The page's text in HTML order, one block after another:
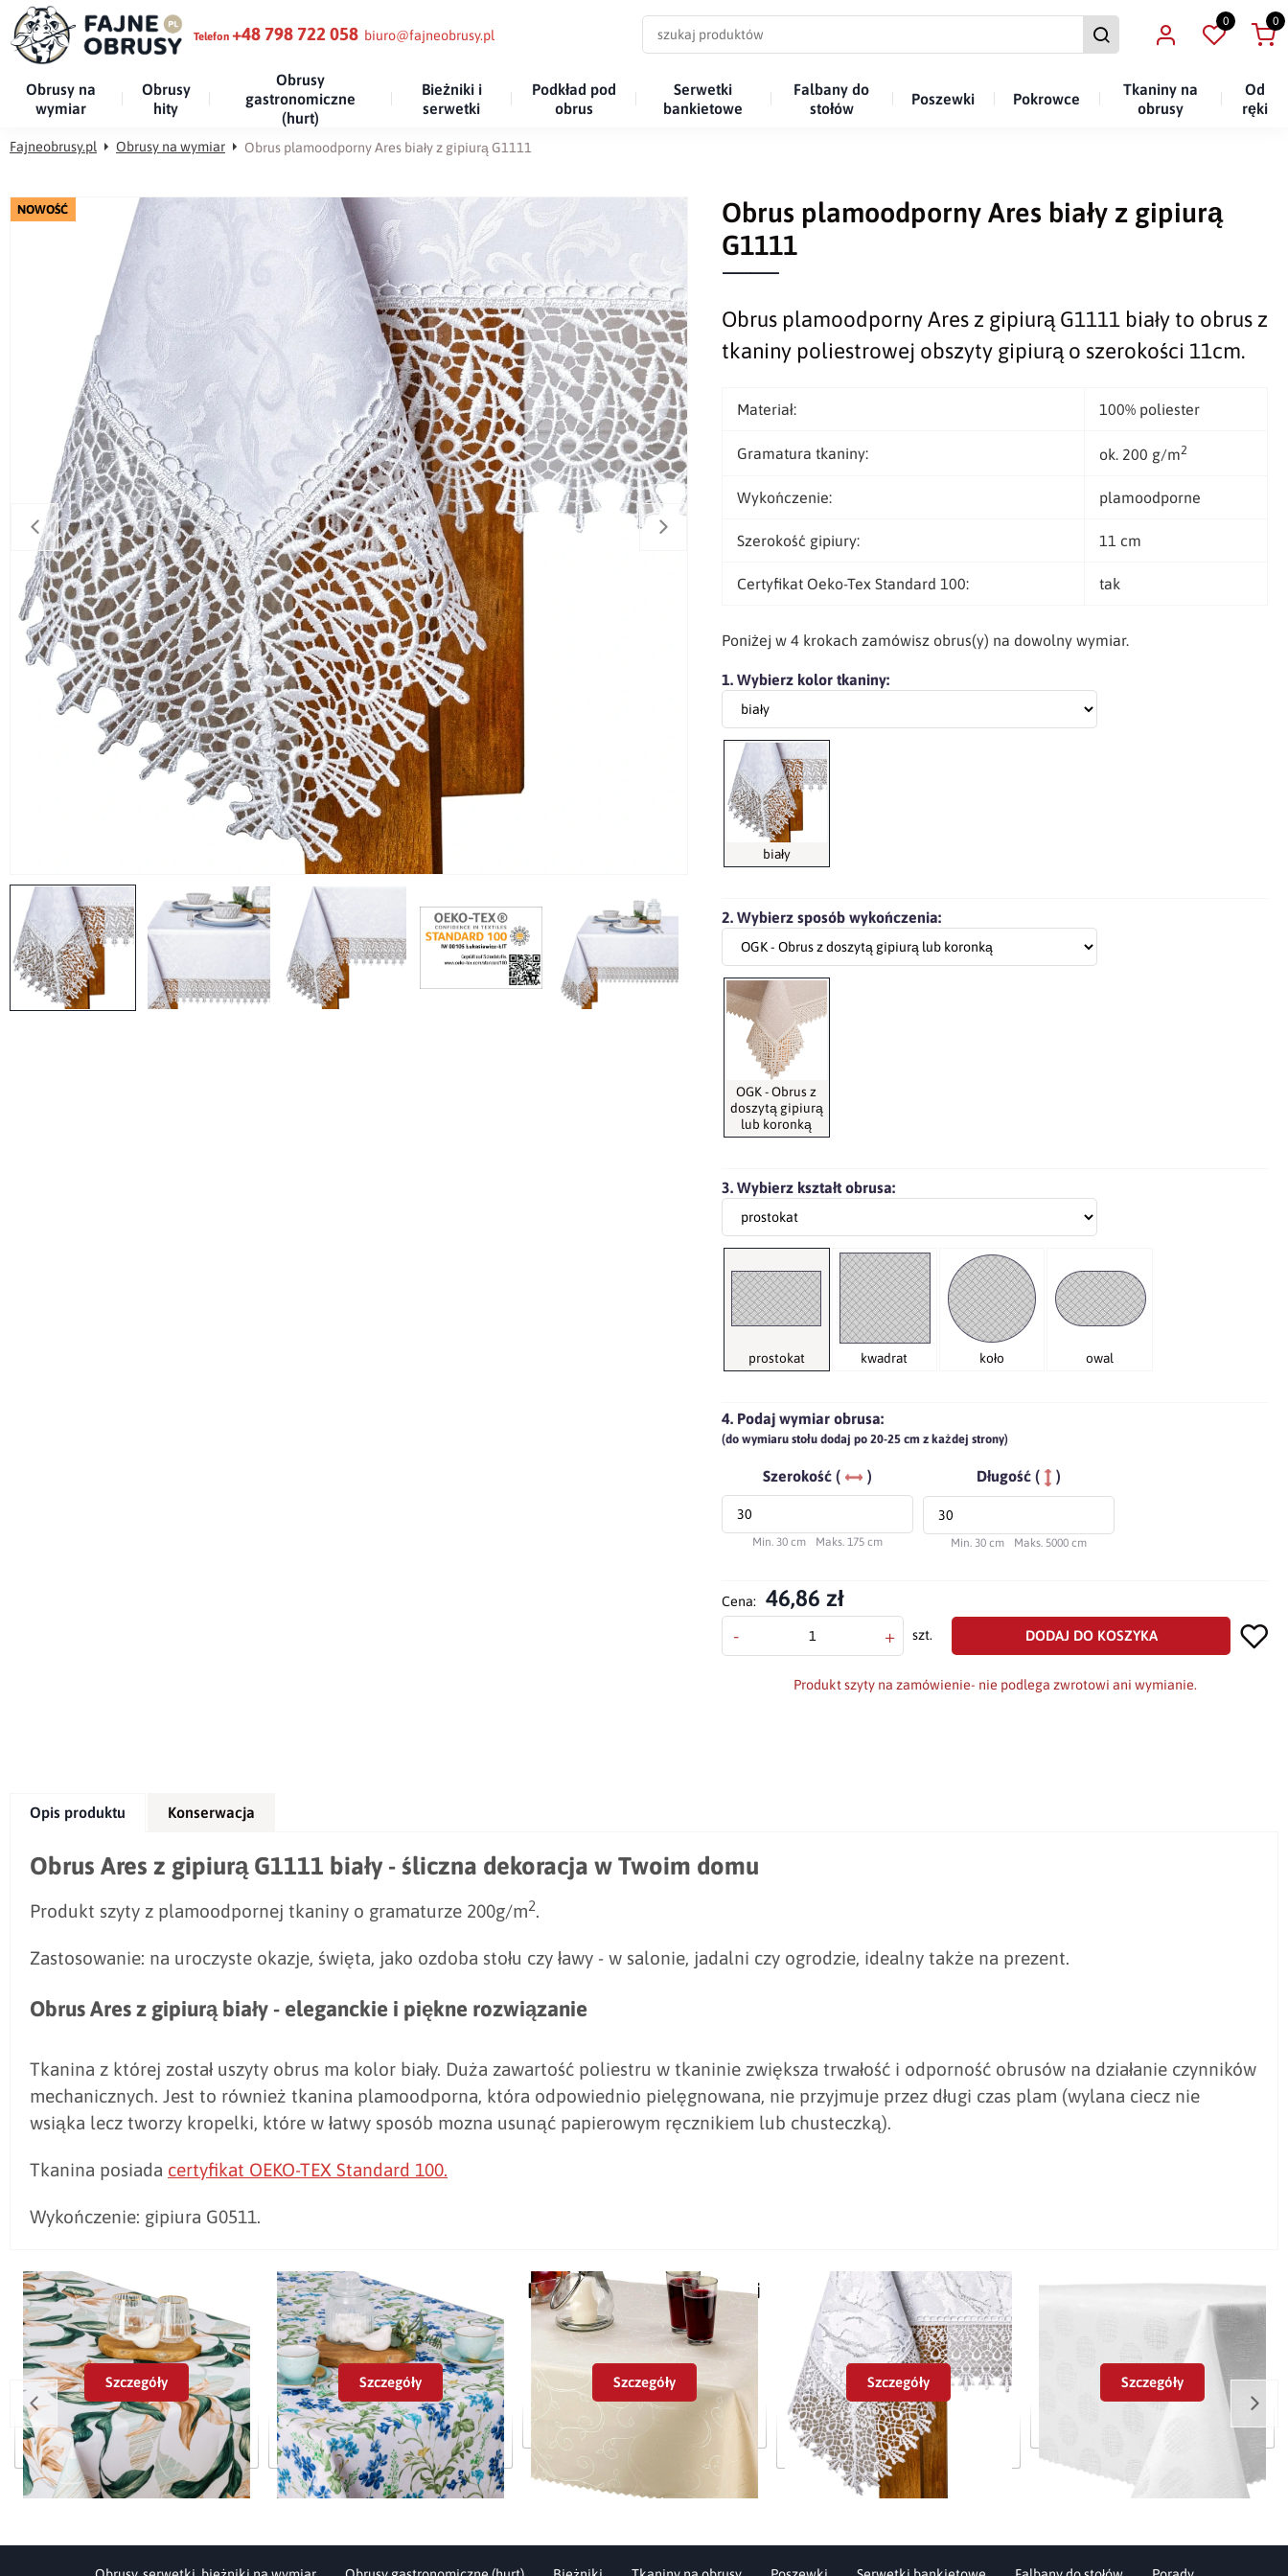
Telefon +48 798 722 058 biuro@fajneobrusy.pl
0 0
Obrusy na
wymiar
Obrusy
hity
Obrusy
gastronomiczne
(hurt)
Bieżniki i
serwetki
Podkład pod
obrus
Serwetki
bankietowe
Falbany do
stołów
Poszewki Pokrowce
Tkaniny na
obrusy
Od
ręki
Fajneobrusy.pl Obrusy na wymiar Obrus plamoodporny Ares biały z gipiurą G1111
NOWOŚĆ
Obrus plamoodporny Ares biały z gipiurą
G1111
Obrus plamoodporny Ares z gipiurą G1111 biały to obrus z
tkaniny poliestrowej obszyty gipiurą o szerokości 11cm.
Materiał: 100% poliester
Gramatura tkaniny: ok. 200 g/m2
Wykończenie: plamoodporne
Szerokość gipiury: 11 cm
Certyfikat Oeko-Tex Standard 100: tak
Poniżej w 4 krokach zamówisz obrus(y) na dowolny wymiar.
1. Wybierz kolor tkaniny:
biały
2. Wybierz sposób wykończenia:
OGK - Obrus z
doszytą gipiurą
lub koronką
3. Wybierz kształt obrusa:
prostokat kwadrat koło owal
4. Podaj wymiar obrusa:
(do wymiaru stołu dodaj po 20-25 cm z każdej strony)
Szerokość ( )
Min. 30 cm Maks. 175 cm
Długość ( )
Min. 30 cm Maks. 5000 cm
Cena: 46,86 zł
- + szt. DODAJ DO KOSZYKA
Produkt szyty na zamówienie- nie podlega zwrotowi ani wymianie.
Opis produktu Konserwacja
Obrus Ares z gipiurą G1111 biały - śliczna dekoracja w Twoim domu
Produkt szyty z plamoodpornej tkaniny o gramaturze 200g/m2.
Zastosowanie: na uroczyste okazje, święta, jako ozdoba stołu czy ławy - w salonie, jadalni czy ogrodzie, idealny także na prezent.
Obrus Ares z gipiurą biały - eleganckie i piękne rozwiązanie
Tkanina z której został uszyty obrus ma kolor biały. Duża zawartość poliestru w tkaninie zwiększa trwałość i odporność obrusów na działanie czynników
mechanicznych. Jest to również tkanina plamoodporna, która odpowiednio pielęgnowana, nie przyjmuje przez długi czas plam (wylana ciecz nie
wsiąka lecz tworzy kropelki, które w łatwy sposób mozna usunąć papierowym ręcznikiem lub chusteczką).
Tkanina posiada certyfikat OEKO-TEX Standard 100.
Wykończenie: gipiura G0511.
Pozostałe w tej kategorii
Szczegóły
Obrus plamoodporny Minos 420508-
106
Szczegóły
Obrus plamoodporny Minos 56095-
1002
Szczegóły
Obrus plamoodporny Mela
Szczegóły
Obrus plamoodporny Srebrny Marmur
biało-srebrny z gipiurą G0511
Szczegóły
Obrus plamoodporny JM3683